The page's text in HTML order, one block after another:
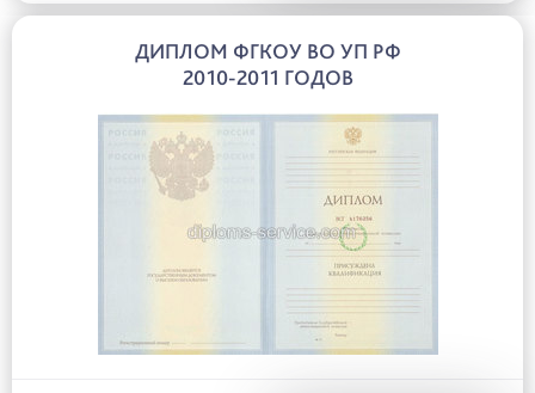
ДИПЛОМ ФГКОУ ВО УП РФ
2010-2011 ГОДОВ